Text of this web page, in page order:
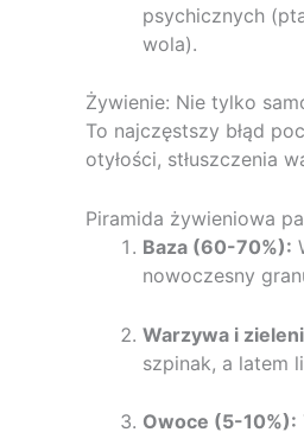
psychicznych
wola).
Żywienie: Nie tylko
To najczęstszy błąd
otyłości, stłuszczenia
Piramida żywieniowa
Baza (60-70%):
nowoczesny
Warzywa i
szpinak, a latem
Owoce (5-10%):